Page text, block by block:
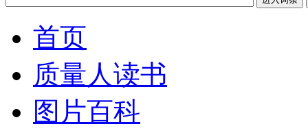
首页
质量人读书
图片百科